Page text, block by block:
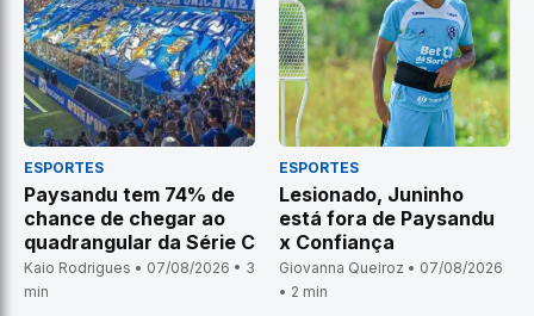
ESPORTES
Paysandu tem 74% de
chance de chegar ao
quadrangular da Série C
Kaio Rodrigues • 07/08/2026 • 3
min
ESPORTES
Lesionado, Juninho
está fora de Paysandu
x Confiança
Giovanna Queiroz • 07/08/2026
• 2 min